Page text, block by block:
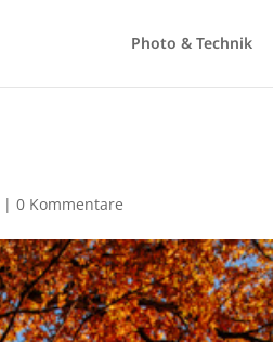
Photo & Technik
|0 Kommentare